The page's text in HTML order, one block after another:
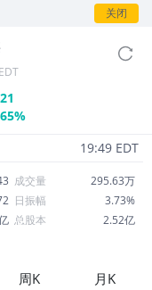
关闭
19:49 EDT
成交量
295.63万
日振幅
3.73%
总股本
2.52亿
市盈率
27.86
周K 月K